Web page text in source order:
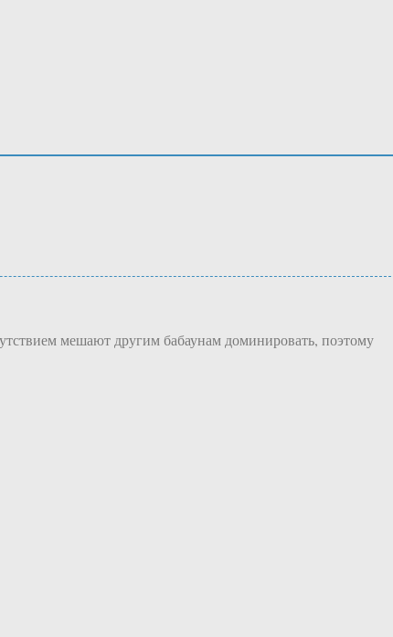
мешают другим бабаунам доминировать, поэтому